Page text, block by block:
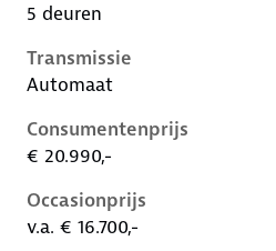
5 deuren
Transmissie
Automaat
Consumentenprijs
€ 20.990,-
Occasionprijs
v.a. € 16.700,-